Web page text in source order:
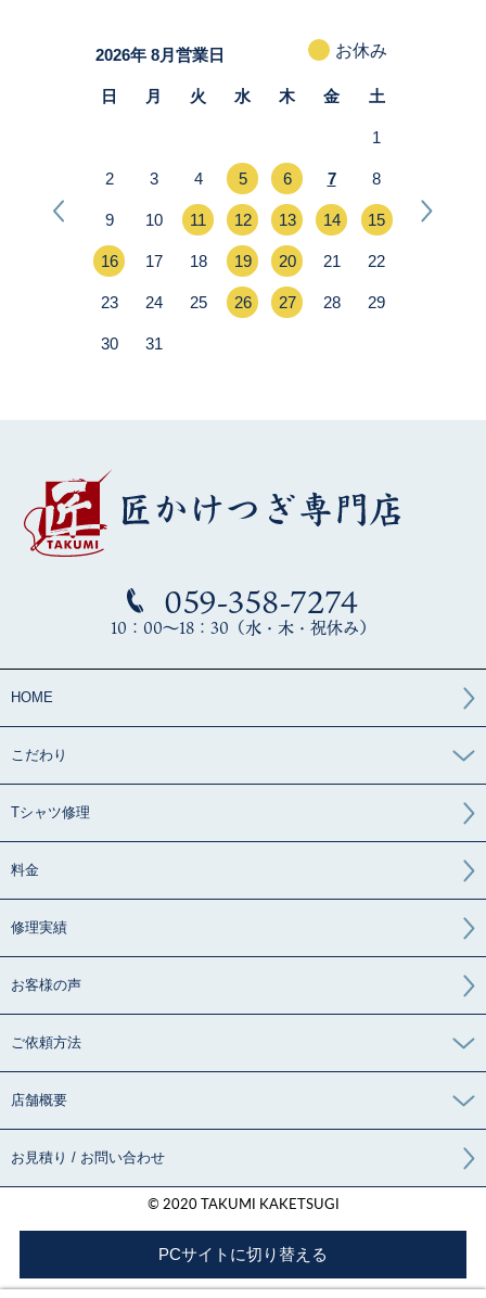
059-358-7274
10：00～18：30（水・木・祝休み）
HOME
こだわり
Tシャツ修理
料金
修理実績
お客様の声
ご依頼方法
店舗概要
お見積り / お問い合わせ
© 2020 TAKUMI KAKETSUGI
PCサイトに切り替える